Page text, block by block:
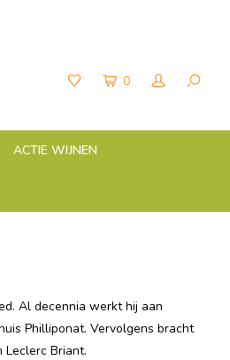
0
ACTIE WIJNEN
Al decennia werkt hij aan
Philliponat. Vervolgens bracht
Leclerc Briant.